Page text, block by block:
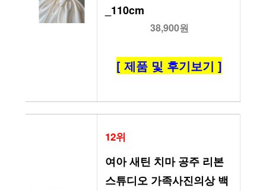
_110cm
38,900원
[ 제품 및 후기보기 ]
12위
여아 새틴 치마 공주 리본
스튜디오 가족사진의상 백